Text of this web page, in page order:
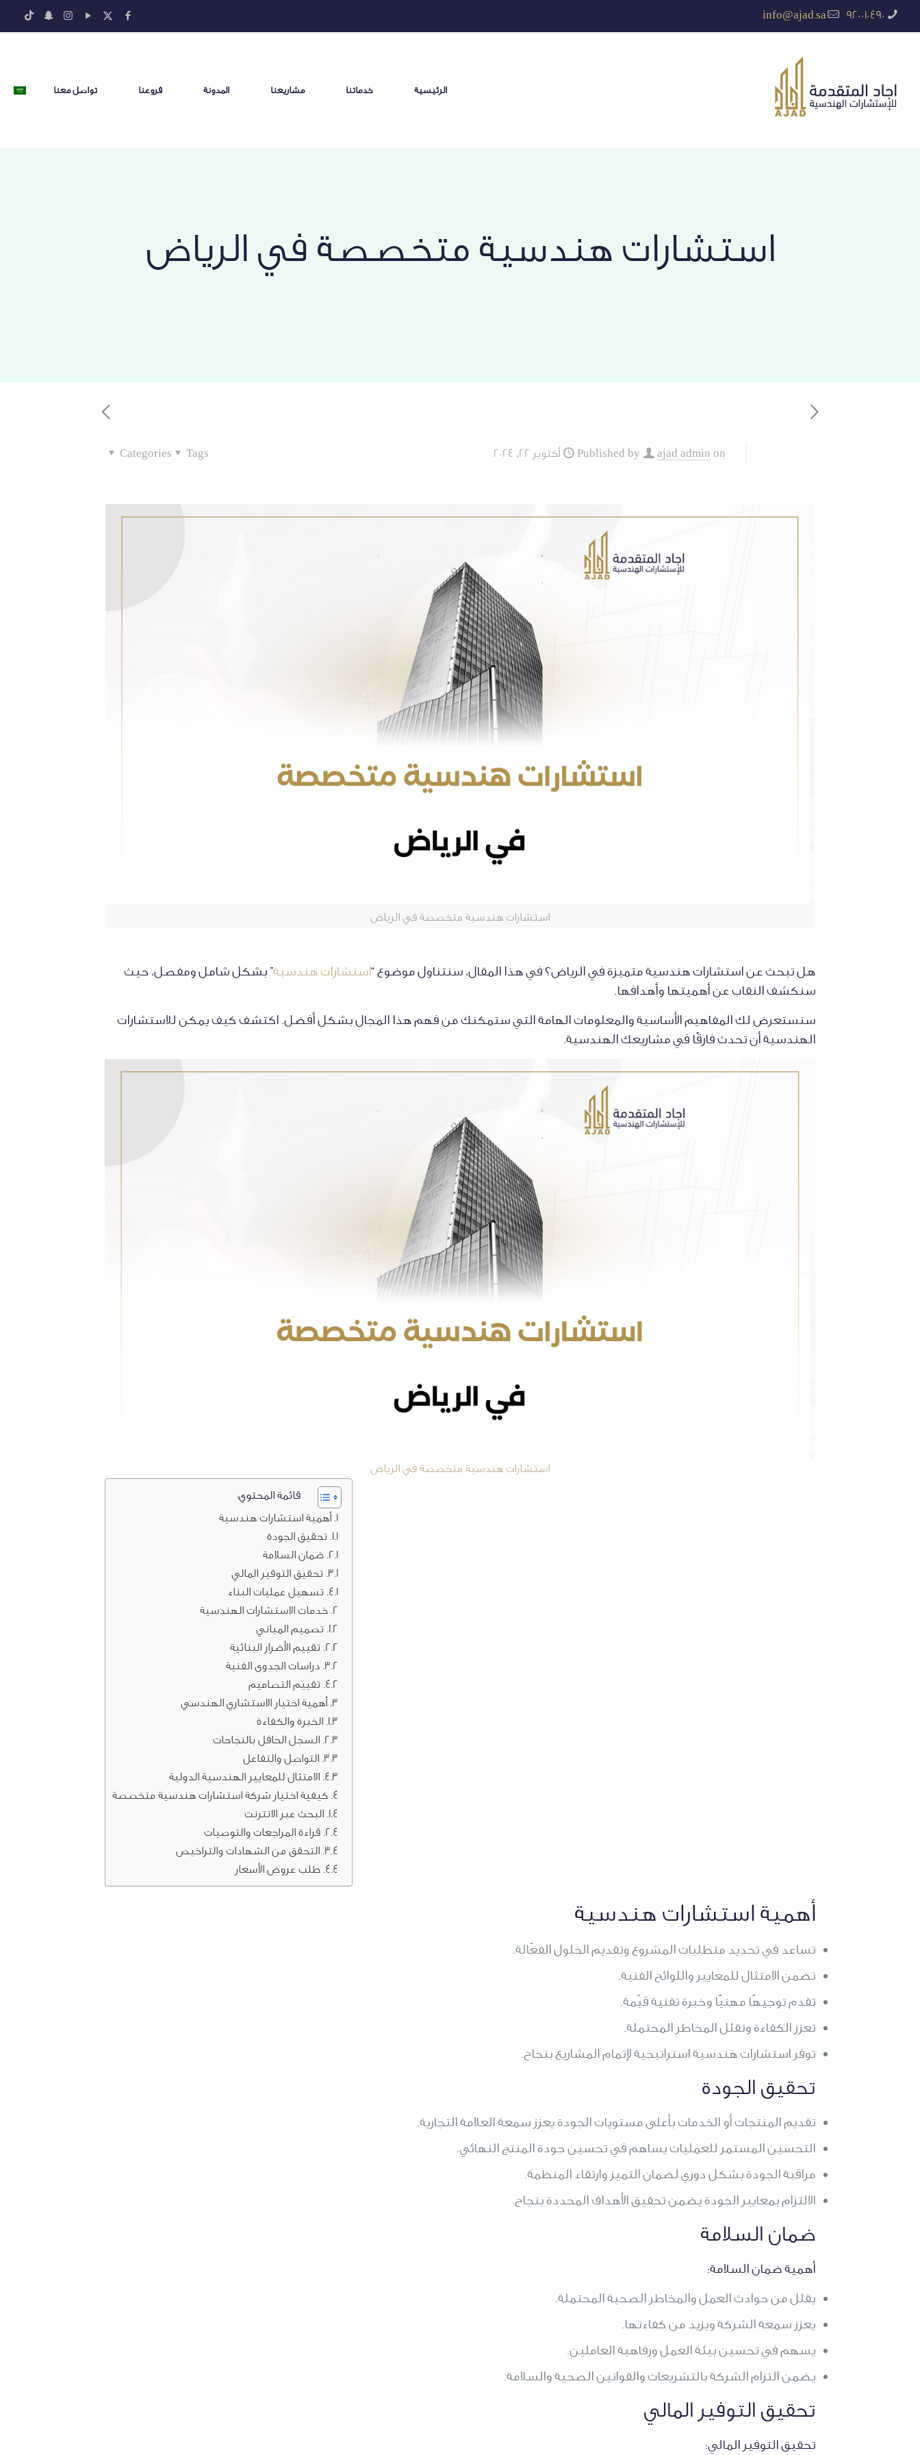
920010490
info@ajad.sa
الرئيسية خدماتنا مشاريعنا المدونة فروعنا تواصل معنا
استشارات هندسية متخصصة في الرياض
Published by ajad admin on أكتوبر 22, 2024 Categories Tags
استشارات هندسية متخصصة في الرياض
هل تبحث عن استشارات هندسية متميزة في الرياض؟ في هذا المقال، سنتناول موضوع “استشارات هندسية” بشكل شامل ومفصل، حيث
سنكشف النقاب عن أهميتها وأهدافها.
سنستعرض لك المفاهيم الأساسية والمعلومات الهامة التي ستمكنك من فهم هذا المجال بشكل أفضل. اكتشف كيف يمكن للاستشارات
الهندسية أن تحدث فارقًا في مشاريعك الهندسية.
استشارات هندسية متخصصة في الرياض
قائمة المحتوي:
أهمية استشارات هندسية
تحقيق الجودة
ضمان السلامة
تحقيق التوفير المالي
تسهيل عمليات البناء
خدمات الاستشارات الهندسية
تصميم المباني
تقييم الأضرار البنائية
دراسات الجدوى الفنية
تقييم التصاميم
أهمية اختيار الاستشاري الهندسي
الخبرة والكفاءة
السجل الحافل بالنجاحات
التواصل والتفاعل
الامتثال للمعايير الهندسية الدولية
كيفية اختيار شركة استشارات هندسية متخصصة
البحث عبر الانترنت
قراءة المراجعات والتوصيات
التحقق من الشهادات والتراخيص
طلب عروض الأسعار
أهمية استشارات هندسية
تساعد في تحديد متطلبات المشروع وتقديم الحلول الفعّالة.
تضمن الامتثال للمعايير واللوائح الفنية.
تقدم توجيهًا مهنيًا وخبرة تقنية قيّمة.
تعزز الكفاءة وتقلل المخاطر المحتملة.
توفر استشارات هندسية استراتيجية لإتمام المشاريع بنجاح.
تحقيق الجودة
تقديم المنتجات أو الخدمات بأعلى مستويات الجودة يعزز سمعة العلامة التجارية.
التحسين المستمر للعمليات يساهم في تحسين جودة المنتج النهائي.
مراقبة الجودة بشكل دوري لضمان التميز وارتقاء المنظمة.
الالتزام بمعايير الجودة يضمن تحقيق الأهداف المحددة بنجاح.
ضمان السلامة
أهمية ضمان السلامة:
يقلل من حوادث العمل والمخاطر الصحية المحتملة.
يعزز سمعة الشركة ويزيد من كفاءتها.
يسهم في تحسين بيئة العمل ورفاهية العاملين.
يضمن التزام الشركة بالتشريعات والقوانين الصحية والسلامة.
تحقيق التوفير المالي
تحقيق التوفير المالي: